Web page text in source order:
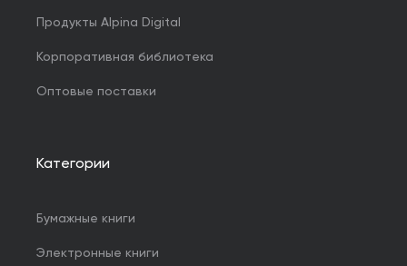
Продукты Alpina Digital
Корпоративная библиотека
Оптовые поставки
Категории
Бумажные книги
Электронные книги